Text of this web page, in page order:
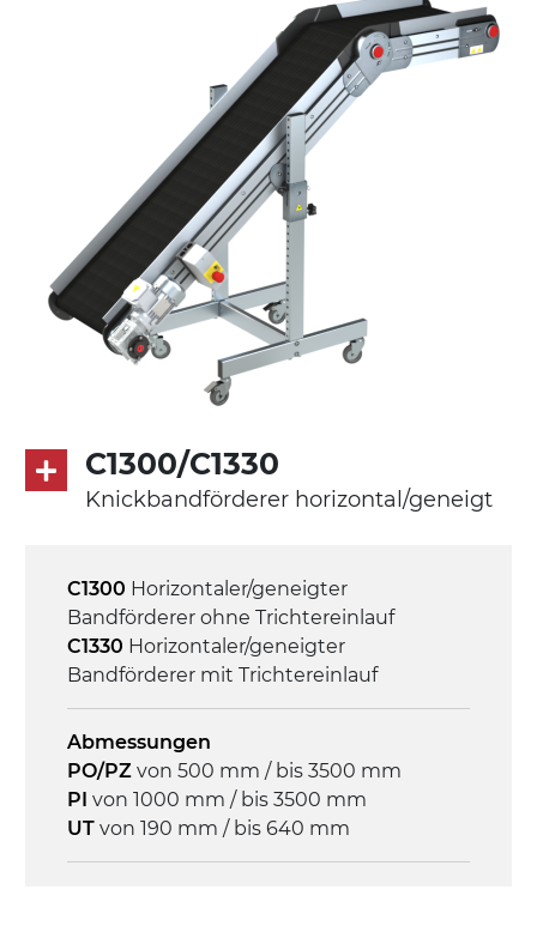
Stranggepresste Profile aus eloxierter
ausziehbare Elemente mit Scharnieren
aus druckgegossener Alu-Legierung,
Beine aus verzinktem Metallrohr,
Schwenkräder mit/ohne Bremse (2+2)
Förderfläche
PVC Oberfläche viereckig in Petrolgrün
Antrieb
direkt, Zug (linke Seite), 3-phasiger
Asynchronmotor für Mehrfachspannung
Geschwindigkeit
3,4 m/Minute
Überlastungsschutz
C1300/C1330
Knickbandförderer horizontal/geneigt
C1300 Horizontaler/geneigter
Bandförderer ohne Trichtereinlauf
C1330 Horizontaler/geneigter
Bandförderer mit Trichtereinlauf
Abmessungen
PO/PZ von 500 mm / bis 3500 mm
PI von 1000 mm / bis 3500 mm
UT von 190 mm / bis 640 mm